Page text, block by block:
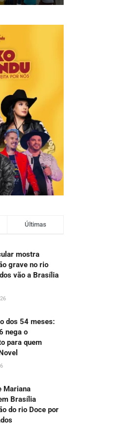
Últimas
mostra
grave no rio
vão a Brasília
dos 54 meses:
nega o
para quem
Mariana
Brasília
do rio Doce por